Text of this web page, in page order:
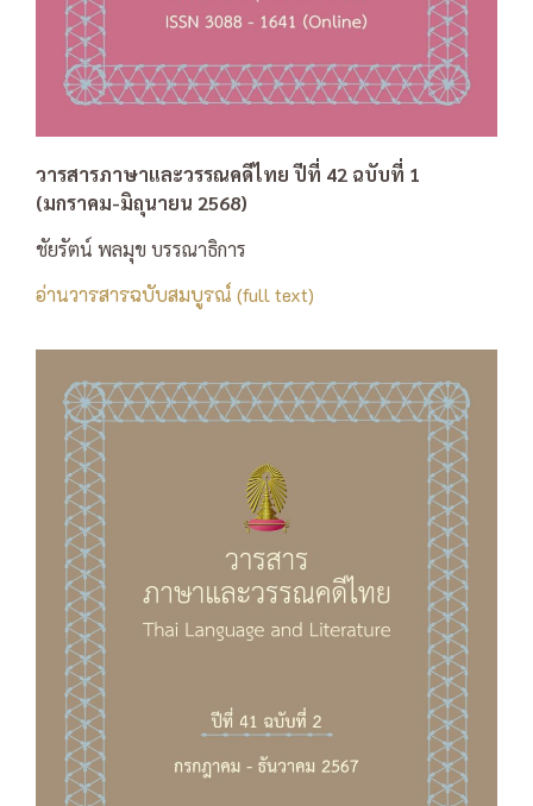
วารสารภาษาและวรรณคดีไทย ปีที่ 42 ฉบับที่ 1
(มกราคม-มิถุนายน 2568)
ชัยรัตน์ พลมุข บรรณาธิการ
อ่านวารสารฉบับสมบูรณ์ (full text)